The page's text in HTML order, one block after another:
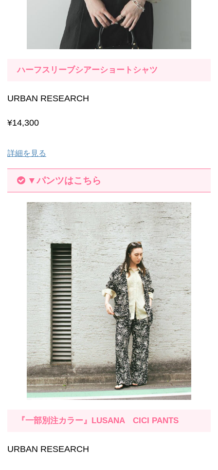
ハーフスリーブシアーショートシャツ
URBAN RESEARCH
¥14,300
詳細を見る
▼パンツはこちら
『一部別注カラー』LUSANA CICI PANTS
URBAN RESEARCH